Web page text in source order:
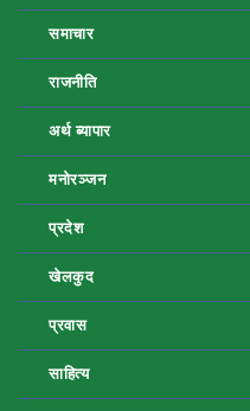
समाचार
राजनीति
अर्थ ब्यापार
मनोरञ्जन
प्रदेश
खेलकुद
प्रवास
साहित्य